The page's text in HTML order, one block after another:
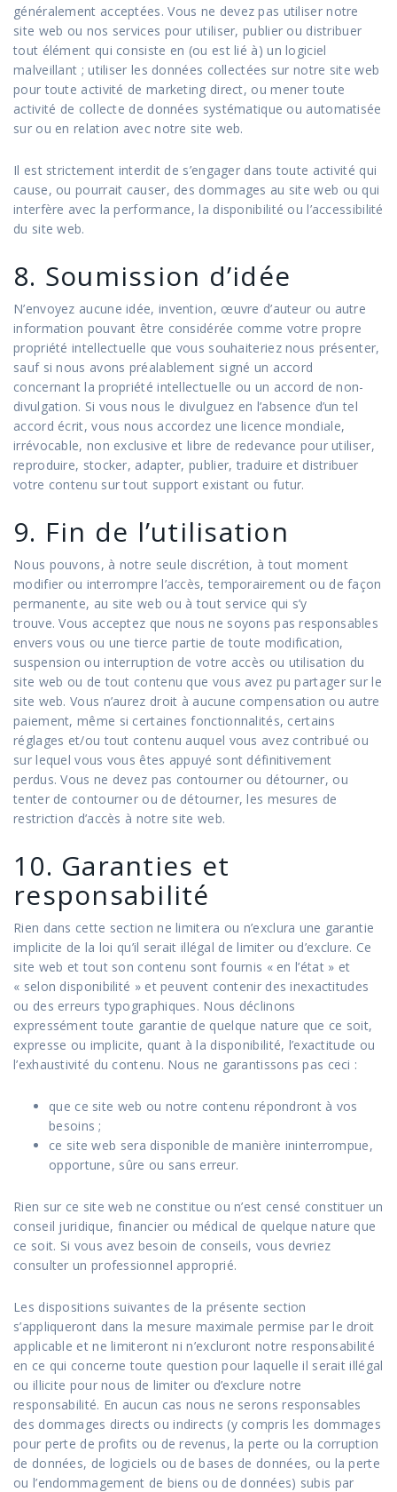
généralement acceptées. Vous ne devez pas utiliser notre
site web ou nos services pour utiliser, publier ou distribuer
tout élément qui consiste en (ou est lié à) un logiciel
malveillant ; utiliser les données collectées sur notre site web
pour toute activité de marketing direct, ou mener toute
activité de collecte de données systématique ou automatisée
sur ou en relation avec notre site web.
Il est strictement interdit de s’engager dans toute activité qui
cause, ou pourrait causer, des dommages au site web ou qui
interfère avec la performance, la disponibilité ou l’accessibilité
du site web.
8. Soumission d’idée
N’envoyez aucune idée, invention, œuvre d’auteur ou autre
information pouvant être considérée comme votre propre
propriété intellectuelle que vous souhaiteriez nous présenter,
sauf si nous avons préalablement signé un accord
concernant la propriété intellectuelle ou un accord de non-
divulgation. Si vous nous le divulguez en l’absence d’un tel
accord écrit, vous nous accordez une licence mondiale,
irrévocable, non exclusive et libre de redevance pour utiliser,
reproduire, stocker, adapter, publier, traduire et distribuer
votre contenu sur tout support existant ou futur.
9. Fin de l’utilisation
Nous pouvons, à notre seule discrétion, à tout moment
modifier ou interrompre l’accès, temporairement ou de façon
permanente, au site web ou à tout service qui s’y
trouve. Vous acceptez que nous ne soyons pas responsables
envers vous ou une tierce partie de toute modification,
suspension ou interruption de votre accès ou utilisation du
site web ou de tout contenu que vous avez pu partager sur le
site web. Vous n’aurez droit à aucune compensation ou autre
paiement, même si certaines fonctionnalités, certains
réglages et/ou tout contenu auquel vous avez contribué ou
sur lequel vous vous êtes appuyé sont définitivement
perdus. Vous ne devez pas contourner ou détourner, ou
tenter de contourner ou de détourner, les mesures de
restriction d’accès à notre site web.
10. Garanties et
responsabilité
Rien dans cette section ne limitera ou n’exclura une garantie
implicite de la loi qu’il serait illégal de limiter ou d’exclure. Ce
site web et tout son contenu sont fournis « en l’état » et
« selon disponibilité » et peuvent contenir des inexactitudes
ou des erreurs typographiques. Nous déclinons
expressément toute garantie de quelque nature que ce soit,
expresse ou implicite, quant à la disponibilité, l’exactitude ou
l’exhaustivité du contenu. Nous ne garantissons pas ceci :
que ce site web ou notre contenu répondront à vos
besoins ;
ce site web sera disponible de manière ininterrompue,
opportune, sûre ou sans erreur.
Rien sur ce site web ne constitue ou n’est censé constituer un
conseil juridique, financier ou médical de quelque nature que
ce soit. Si vous avez besoin de conseils, vous devriez
consulter un professionnel approprié.
Les dispositions suivantes de la présente section
s’appliqueront dans la mesure maximale permise par le droit
applicable et ne limiteront ni n’excluront notre responsabilité
en ce qui concerne toute question pour laquelle il serait illégal
ou illicite pour nous de limiter ou d’exclure notre
responsabilité. En aucun cas nous ne serons responsables
des dommages directs ou indirects (y compris les dommages
pour perte de profits ou de revenus, la perte ou la corruption
de données, de logiciels ou de bases de données, ou la perte
ou l’endommagement de biens ou de données) subis par